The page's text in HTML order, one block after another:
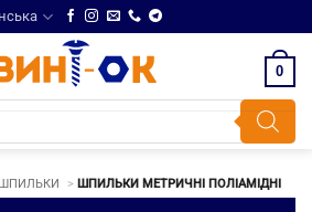
0
ШПИЛЬКИ ШПИЛЬКИ МЕТРИЧНІ ПОЛІАМІДНІ